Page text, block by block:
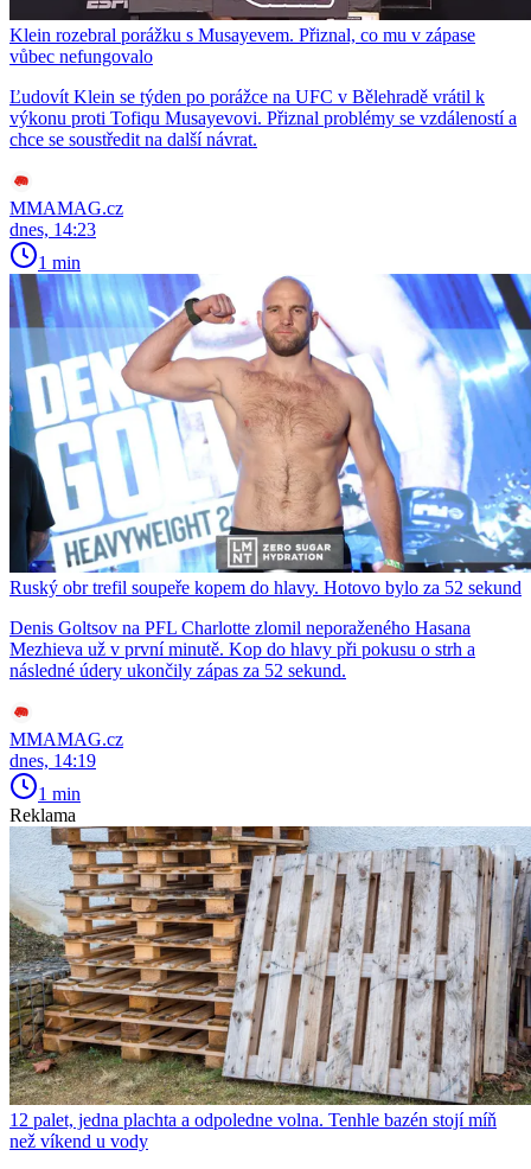
Klein rozebral porážku s Musayevem. Přiznal, co mu v zápase
vůbec nefungovalo
Ľudovít Klein se týden po porážce na UFC v Bělehradě vrátil k
výkonu proti Tofiqu Musayevovi. Přiznal problémy se vzdáleností a
chce se soustředit na další návrat.
MMAMAG.cz
dnes, 14:23
1 min
Ruský obr trefil soupeře kopem do hlavy. Hotovo bylo za 52 sekund
Denis Goltsov na PFL Charlotte zlomil neporaženého Hasana
Mezhieva už v první minutě. Kop do hlavy při pokusu o strh a
následné údery ukončily zápas za 52 sekund.
MMAMAG.cz
dnes, 14:19
1 min
Reklama
12 palet, jedna plachta a odpoledne volna. Tenhle bazén stojí míň
než víkend u vody